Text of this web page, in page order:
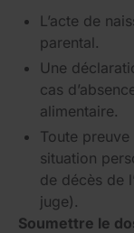
L’acte de
parental.
Une
cas
alimentaire.
Toute
situation
de décès de
juge).
Soumettre le